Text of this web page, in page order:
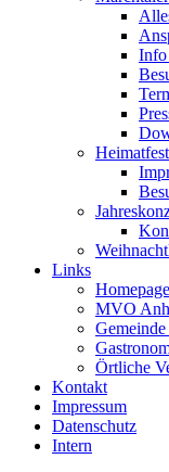
Info
Links
MVO
Örtliche
Kontakt
Impressum
Datenschutz
Intern